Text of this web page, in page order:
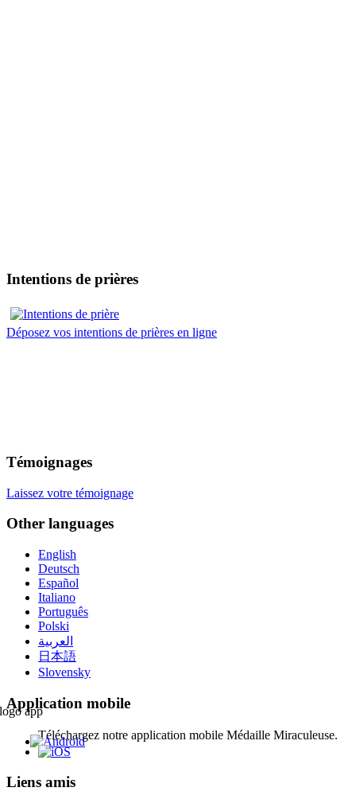
Intentions de prières
Déposez vos intentions de prières en ligne
Témoignages
Laissez votre témoignage
Other languages
English
Deutsch
Español
Italiano
Português
Polski
العربية
日本語
Slovensky
Application mobile
Téléchargez notre application mobile Médaille Miraculeuse.
Liens amis